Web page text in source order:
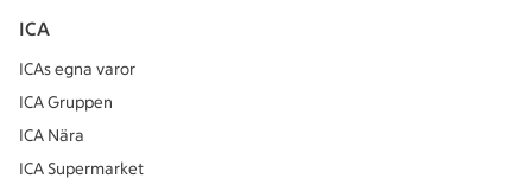
ICA
ICAs egna varor
ICA Gruppen
ICA Nära
ICA Supermarket